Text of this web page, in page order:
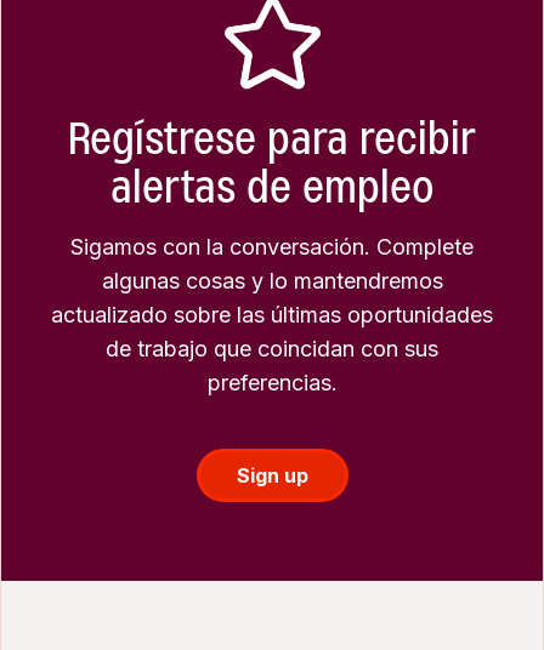
Regístrese para recibir
alertas de empleo
Sigamos con la conversación. Complete
algunas cosas y lo mantendremos
actualizado sobre las últimas oportunidades
de trabajo que coincidan con sus
preferencias.
Sign up